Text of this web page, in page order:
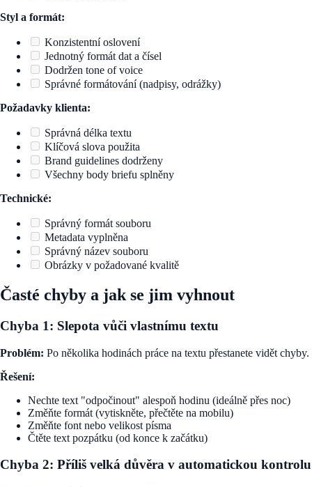
Styl a formát:
Konzistentní oslovení
Jednotný formát dat a čísel
Dodržen tone of voice
Správné formátování (nadpisy, odrážky)
Požadavky klienta:
Správná délka textu
Klíčová slova použita
Brand guidelines dodrženy
Všechny body briefu splněny
Technické:
Správný formát souboru
Metadata vyplněna
Správný název souboru
Obrázky v požadované kvalitě
Časté chyby a jak se jim vyhnout
Chyba 1: Slepota vůči vlastnímu textu
Problém: Po několika hodinách práce na textu přestanete vidět chyby.
Řešení:
Nechte text "odpočinout" alespoň hodinu (ideálně přes noc)
Změňte formát (vytiskněte, přečtěte na mobilu)
Změňte font nebo velikost písma
Čtěte text pozpátku (od konce k začátku)
Chyba 2: Příliš velká důvěra v automatickou kontrolu